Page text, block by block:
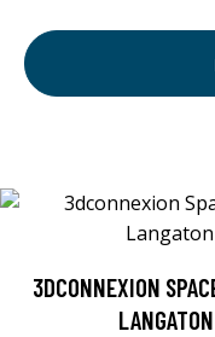
3DCONNEXION